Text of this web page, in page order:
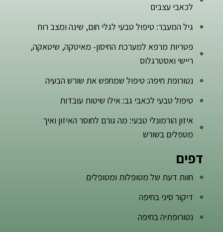
דפים
חוות דעת של מטופלות ומטופלים
דיקור סיני בחיפה
נטורופתיה בחיפה
לכאבי עצבים
גיל המעבר: טיפול טבעי לגלי חום, שינה ומצב רוח
פטריות מרפא למערכת החיסון- מאיטקה, שיטאקה,
ריישי ואסטרגלוס
נטורופת חיפה: טיפול שמחפש את שורש הבעיה
טיפול טבעי לכאבי גב: אילו שיטות עובדות
איזון הורמונלי טבעי: מה גורם לחוסר האיזון ואיך
מטפלים בשורש